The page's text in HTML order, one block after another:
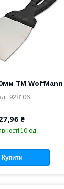
ТМ WoffMann
928106
₴
10 од.
Купити